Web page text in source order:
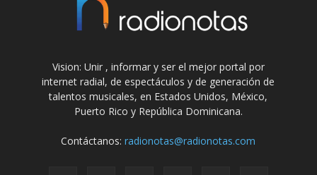
Vision: Unir , informar y ser el mejor portal por
internet radial, de espectáculos y de generación de
talentos musicales, en Estados Unidos, México,
Puerto Rico y República Dominicana.
Contáctanos:radionotas@radionotas.com